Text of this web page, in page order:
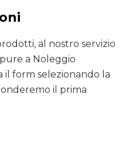
al nostro servizio
a Noleggio
il form selezionando la
il prima